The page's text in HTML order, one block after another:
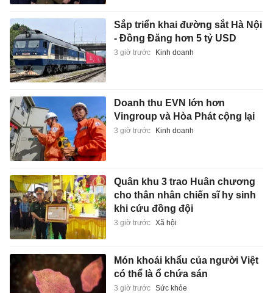
Sắp triển khai đường sắt Hà Nội
- Đồng Đăng hơn 5 tỷ USD
3 giờ trước Kinh doanh
Doanh thu EVN lớn hơn
Vingroup và Hòa Phát cộng lại
3 giờ trước Kinh doanh
Quân khu 3 trao Huân chương
cho thân nhân chiến sĩ hy sinh
khi cứu đồng đội
3 giờ trước Xã hội
Món khoái khẩu của người Việt
có thể là ổ chứa sán
3 giờ trước Sức khỏe